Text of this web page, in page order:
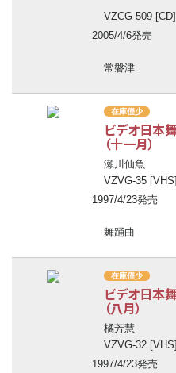
VZCG-509 [CD]
2005/4/6発売
常磐津
在庫僅少
ビデオ日本
（十一月）
瀬川仙魚
VZVG-35 [VHS]
1997/4/23発売
舞踊曲
在庫僅少
ビデオ日本
（八月）
橘芳慧
VZVG-32 [VHS]
1997/4/23発売